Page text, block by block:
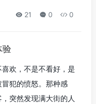
21 0 0
验
欢，不是不看好，是
犯的愤怒。那种感
突然发现满大街的人